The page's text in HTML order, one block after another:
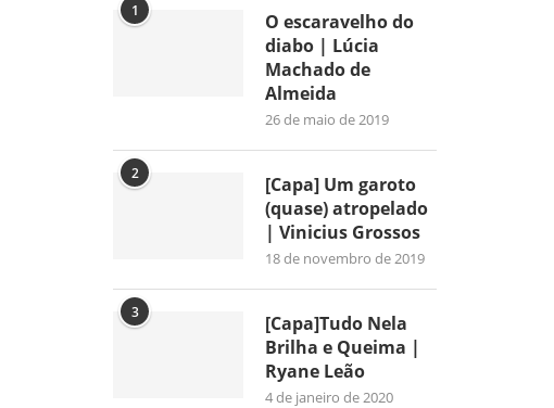
1
O escaravelho do
diabo | Lúcia
Machado de
Almeida
26 de maio de 2019
2
[Capa] Um garoto
(quase) atropelado
| Vinicius Grossos
18 de novembro de 2019
3
[Capa]Tudo Nela
Brilha e Queima |
Ryane Leão
4 de janeiro de 2020